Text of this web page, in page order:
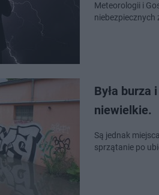
Meteorologii i
niebezpiecznych
Była burza
niewielkie.
Są jednak
sprzątanie po